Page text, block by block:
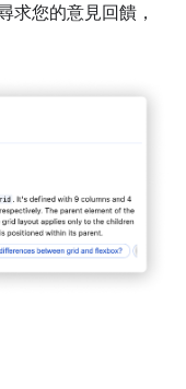
求您的意見回饋，